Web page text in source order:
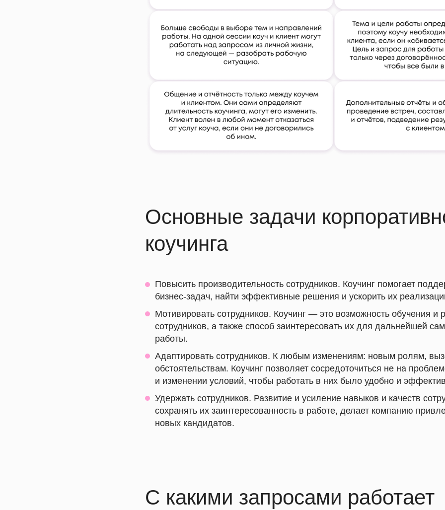
Основные задачи
коучинга
Повысить производительность сотрудников. Коучинг помогает
бизнес-задач, найти эффективные решения и ускорить их
Мотивировать сотрудников. Коучинг — это возможность обучения и
сотрудников, а также способ заинтересо вать их для дальнейшей
работы.
Адаптировать сотрудников. К любым изменениям: новым ролям,
обстоятельствам. Коучинг позволяет сосредоточиться не на
и изменении условий, чтобы работать в них было удобно и
Удержать сотрудников. Развитие и усиление навыков и качеств
сохранять их заинтересованность в работе, делает компанию
новых кандидатов.
С какими запросами работает